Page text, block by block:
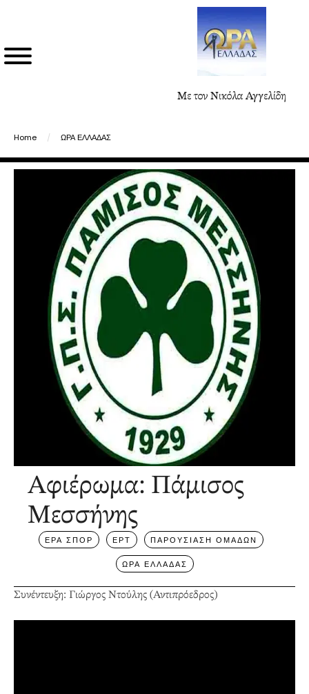
Με τον Νικόλα Αγγελίδη
Home / ΩΡΑ ΕΛΛΑΔΑΣ
Αφιέρωμα: Πάμισος
Μεσσήνης
ΕΡΑ ΣΠΟΡ ΕΡΤ ΠΑΡΟΥΣΙΑΣΗ ΟΜΑΔΩΝ
ΩΡΑ ΕΛΛΑΔΑΣ
Συνέντευξη: Γιώργος Ντούλης (Αντιπρόεδρος)